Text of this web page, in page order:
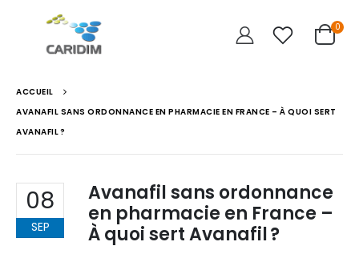
0
ACCUEIL
AVANAFIL SANS ORDONNANCE EN PHARMACIE EN FRANCE – À QUOI SERT
AVANAFIL ?
08
SEP
Avanafil sans ordonnance
en pharmacie en France –
À quoi sert Avanafil ?